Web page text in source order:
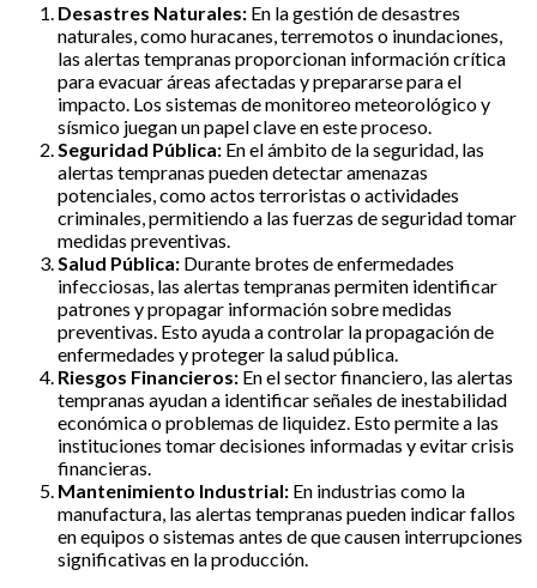
Desastres Naturales: En la gestión de desastres
naturales, como huracanes, terremotos o inundaciones,
las alertas tempranas proporcionan información crítica
para evacuar áreas afectadas y prepararse para el
impacto. Los sistemas de monitoreo meteorológico y
sísmico juegan un papel clave en este proceso.
Seguridad Pública: En el ámbito de la seguridad, las
alertas tempranas pueden detectar amenazas
potenciales, como actos terroristas o actividades
criminales, permitiendo a las fuerzas de seguridad tomar
medidas preventivas.
Salud Pública: Durante brotes de enfermedades
infecciosas, las alertas tempranas permiten identificar
patrones y propagar información sobre medidas
preventivas. Esto ayuda a controlar la propagación de
enfermedades y proteger la salud pública.
Riesgos Financieros: En el sector financiero, las alertas
tempranas ayudan a identificar señales de inestabilidad
económica o problemas de liquidez. Esto permite a las
instituciones tomar decisiones informadas y evitar crisis
financieras.
Mantenimiento Industrial: En industrias como la
manufactura, las alertas tempranas pueden indicar fallos
en equipos o sistemas antes de que causen interrupciones
significativas en la producción.